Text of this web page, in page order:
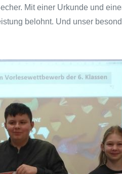
Mit einer Urkunde und
belohnt. Und unser